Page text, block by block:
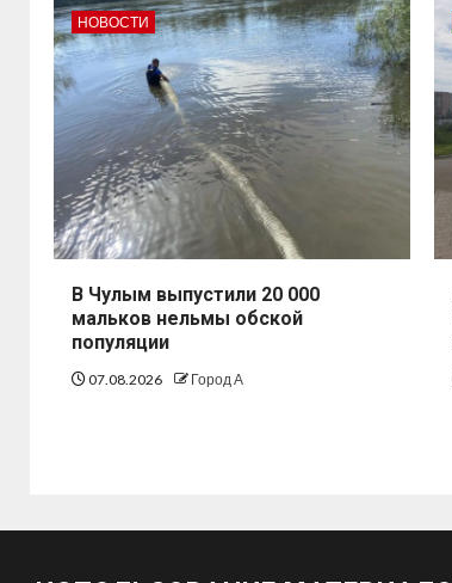
НОВОСТИ
В Чулым выпустили 20 000
мальков нельмы обской
популяции
07.08.2026 Город А